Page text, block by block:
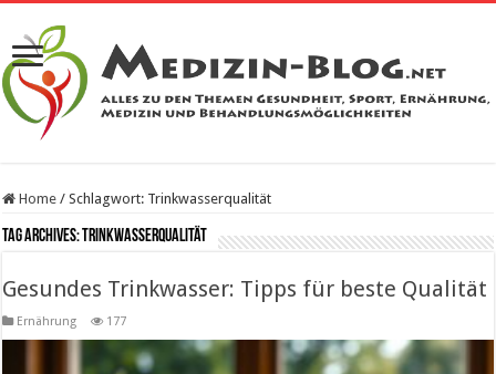
Home / Schlagwort: Trinkwasserqualität
Tag Archives: Trinkwasserqualität
Gesundes Trinkwasser: Tipps für beste Qualität
Ernährung 177